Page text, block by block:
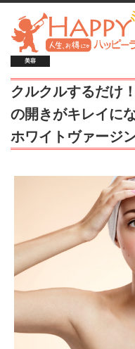
美容
クルクルするだけ
の開きがキレイに
ホワイトヴァージ